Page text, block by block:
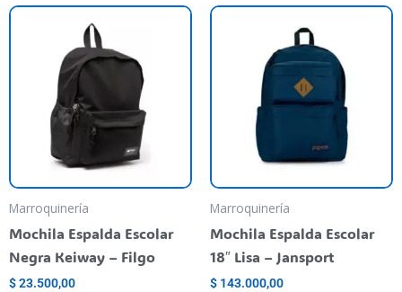
Marroquinería
Mochila Espalda Escolar
Negra Keiway – Filgo
$23.500,00
Marroquinería
Mochila Espalda Escolar
18″ Lisa – Jansport
$ 143.000,00